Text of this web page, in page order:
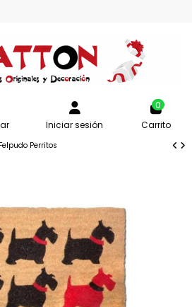
Iniciar sesión
0
Carrito
Felpudo Perritos